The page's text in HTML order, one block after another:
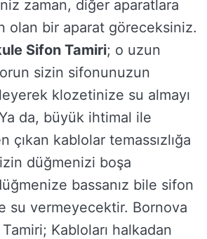
zaman, diğer aparatlara
olan bir aparat göreceksiniz.
Sifon Tamiri; o uzun
sizin sifonunuzun
klozetinize su almayı
da, büyük ihtimal ile
çıkan kablolar temassızlığa
düğmenizi boşa
bassanız bile sifon
su vermeyecektir. Bornova
Kabloları halkadan